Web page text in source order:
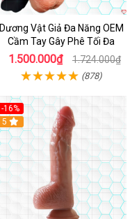
Dương Vật Giả Đa Năng OEM
Cầm Tay Gây Phê Tối Đa
1.500.000₫ 1.724.000₫
(878)
-16%
Hot
5